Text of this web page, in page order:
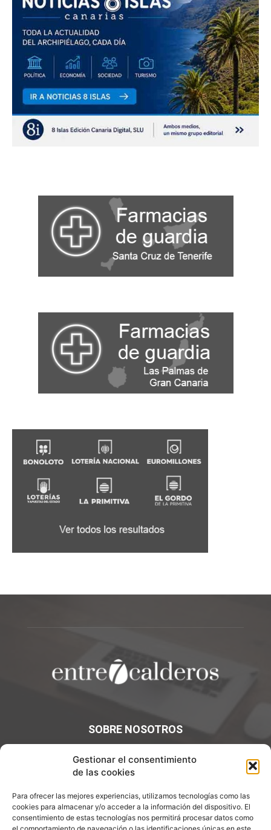
Gestionar el consentimiento
de las cookies
Para ofrecer las mejores experiencias, utilizamos tecnologías como las
cookies para almacenar y/o acceder a la información del dispositivo. El
consentimiento de estas tecnologías nos permitirá procesar datos como
SOBRE NOSOTROS
¡Bienvenidos a Entre7Calderos.com, el lugar donde la
gastronomía y la cultura culinaria se encuentran! Sumérgete
Contáctanos:info@entre7calderos.com